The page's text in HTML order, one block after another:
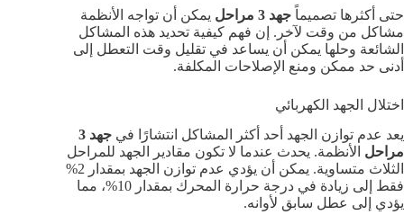
حتى أكثرها تصميماً جهد 3 مراحل
يمكن أن تواجه الأنظمة
مشاكل من وقت لآخر. إن فهم كيفية تحديد هذه المشاكل
الشائعة وحلها يمكن أن يساعد في تقليل وقت التعطل إلى
أدنى حد ممكن ومنع الإصلاحات المكلفة.
اختلال الجهد الكهربائي
يعد عدم توازن الجهد أحد أكثر المشاكل انتشارًا في
جهد 3
مراحل الأنظمة. يحدث عندما لا تكون مقادير الجهد للمراحل
الثلاث متساوية. يمكن أن يؤدي عدم توازن الجهد بمقدار 2%
فقط إلى زيادة في درجة حرارة المحرك بمقدار 10%، مما
يؤدي إلى عطل سابق لأوانه.